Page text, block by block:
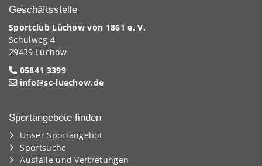
Geschäftsstelle
Sportclub Lüchow von 1861 e. V.
Schulweg 4
29439 Lüchow
05841 3399
info@sc-luechow.de
Sportangebote finden
Unser Sportangebot
Sportsuche
Ausfälle und Vertretungen